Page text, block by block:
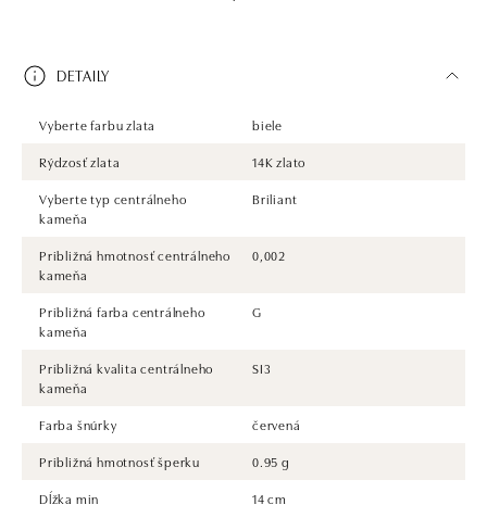
DETAILY
Vyberte farbu zlata
biele
Rýdzosť zlata
14K zlato
Vyberte typ centrálneho
kameňa
Briliant
Približná hmotnosť centrálneho
kameňa
0,002
Približná farba centrálneho
kameňa
G
Približná kvalita centrálneho
kameňa
SI3
Farba šnúrky
červená
Približná hmotnosť šperku
0.95 g
Dĺžka min
14 cm